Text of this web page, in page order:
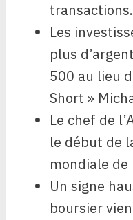
transactions.
Les
plus
500 au lieu
Short »
Le chef de
le début de
mondiale
Un signe
boursier